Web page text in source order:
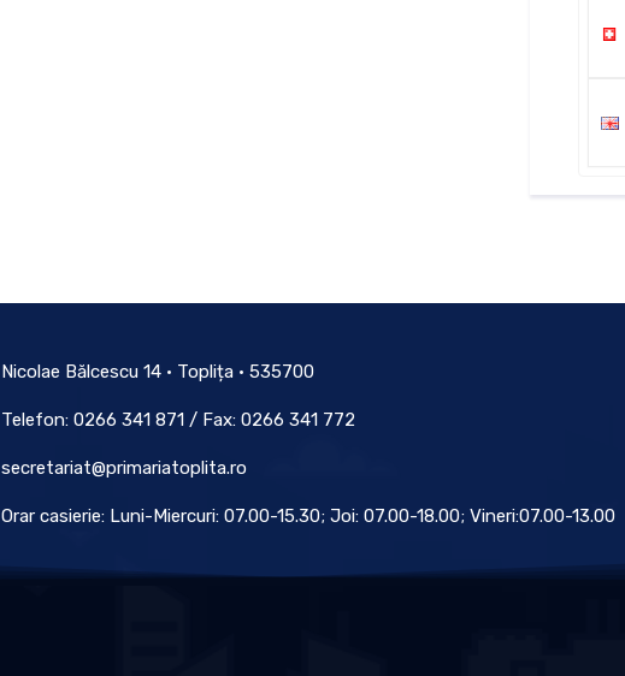
Nicolae Bălcescu 14 • Toplița • 535700
Telefon: 0266 341 871 / Fax: 0266 341 772
secretariat@primariatoplita.ro
Orar casierie: Luni-Miercuri: 07.00-15.30; Joi: 07.00-18.00; Vineri:07.00-13.00